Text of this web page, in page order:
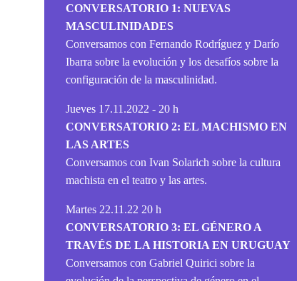
CONVERSATORIO 1: NUEVAS
MASCULINIDADES
Conversamos con Fernando Rodríguez y Darío
Ibarra sobre la evolución y los desafíos sobre la
configuración de la masculinidad.
Jueves 17.11.2022 - 20 h
CONVERSATORIO 2: EL MACHISMO EN
LAS ARTES
Conversamos con Ivan Solarich sobre la cultura
machista en el teatro y las artes.
Martes 22.11.22 20 h
CONVERSATORIO 3: EL GÉNERO A
TRAVÉS DE LA HISTORIA EN URUGUAY
Conversamos con Gabriel Quirici sobre la